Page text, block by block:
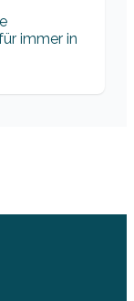
immer in